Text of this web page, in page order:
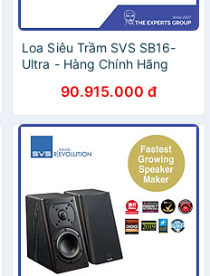
Loa Siêu Trầm SVS SB16-
Ultra - Hàng Chính Hãng
90.915.000 đ